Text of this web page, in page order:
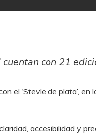
cuentan con 21
el ‘Stevie de plata’,
accesibilidad y